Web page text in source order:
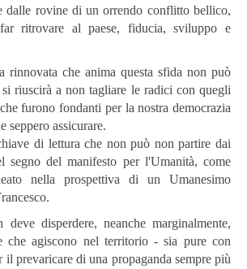
dalle rovine di un orrendo conflitto bellico,
ritrovare al paese, fiducia, sviluppo e
rinnovata che anima questa sfida non può
si riuscirà a non tagliare le radici con quegli
furono fondanti per la nostra democrazia
seppero assicurare.
di lettura che non può non partire dai
segno del manifesto per l'Umanità, come
nella prospettiva di un Umanesimo
disperdere, neanche marginalmente,
che agiscono nel territorio - sia pure con
il prevaricare di una propaganda sempre più